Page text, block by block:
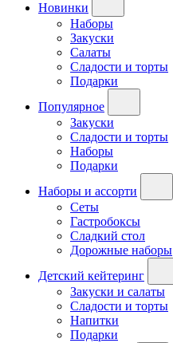
Новинки
Наборы
Закуски
Салаты
Сладости и торты
Подарки
Популярное
Закуски
Сладости и торты
Наборы
Подарки
Наборы и ассорти
Сеты
Гастробоксы
Сладкий стол
Дорожные наборы
Детский кейтеринг
Закуски и салаты
Сладости и торты
Напитки
Подарки